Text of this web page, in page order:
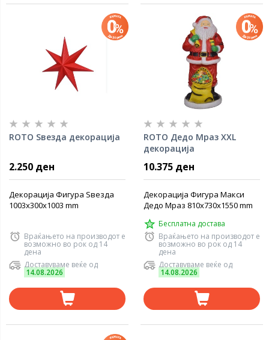
ROTO Ѕвезда декорација
2.250 ден
Декорација Фигура Ѕвезда
1003x300x1003 mm
Враќањето на производот е
возможно во рок од 14
дена
Доставуваме веќе од
14.08.2026
ROTO Дедо Мраз ХХL
декорација
10.375 ден
Декорација Фигура Макси
Дедо Мраз 810x730x1550 mm
Бесплатна достава
Враќањето на производот е
возможно во рок од 14
дена
Доставуваме веќе од
14.08.2026